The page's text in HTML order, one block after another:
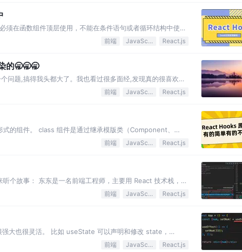
在函数组件顶层使用，不能在条件语句或者循环结构中使
前端 JavaScript React.js
的🥱🥱🥱
问题,搞得我头都大了。我也看过很多面经,发现真的很喜欢问
前端 JavaScript React.js
的组件。 class 组件是通过继承模版类（Component、
前端 JavaScript React.js
个故事： 东东是一名前端工程师，主要用 React 技术栈，用
前端 JavaScript React.js
也很灵活。 比如 useState 可以声明和修改 state，
前端 JavaScript React.js